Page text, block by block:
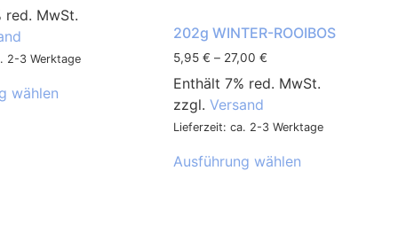
red. MwSt.
2-3 Werktage
wählen
202g WINTER-ROOIBOS
5,95€ – 27,00€
Enthält 7% red. MwSt.
zzgl.Versand
Lieferzeit: ca. 2-3 Werktage
Ausführung wählen